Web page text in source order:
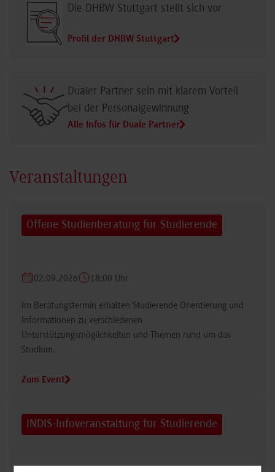
Die DHBW Stuttgart stellt sich vor
Profil der DHBW Stuttgart
Dualer Partner sein mit klarem Vorteil
bei der Personalgewinnung
Alle Infos für Duale Partner
Veranstaltungen
Offene Studienberatung für Studierende
02.09.2026 18:00 Uhr
Im Beratungstermin erhalten Studierende Orientierung und
Informationen zu verschiedenen
Unterstützungsmöglichkeiten und Themen rund um das
Studium.
Zum Event
INDIS-Infoveranstaltung für Studierende